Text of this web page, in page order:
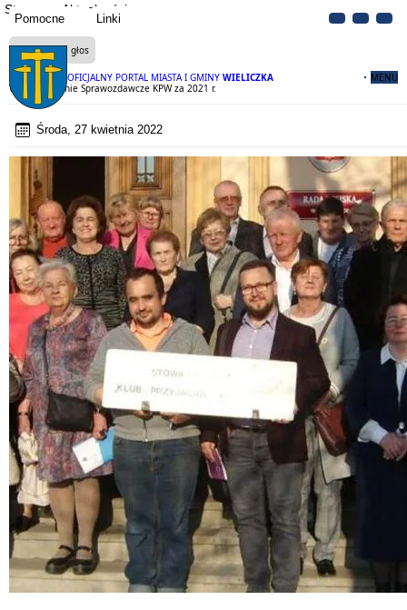
Pomocne Linki
OFICJALNY PORTAL MIASTA I GMINY WIELICZKA MENU
Strona Aktualności
Czytaj na głos
Walne Zebranie Sprawozdawcze KPW za 2021 r.
Środa, 27 kwietnia 2022